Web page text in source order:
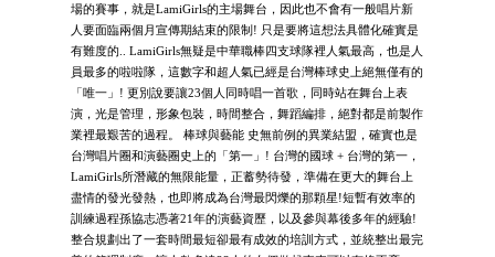
場的賽事，就是LamiGirls的主場舞台，因此也不會有一般唱片新
人要面臨兩個月宣傳期結束的限制! 只是要將這想法具體化確實是
有難度的.. LamiGirls無疑是中華職棒四支球隊裡人氣最高，也是人
員最多的啦啦隊，這數字和超人氣已經是台灣棒球史上絕無僅有的
「唯一」! 更別說要讓23個人同時唱一首歌，同時站在舞台上表
演，光是管理，形象包裝，時間整合，舞蹈編排，絕對都是前製作
業裡最艱苦的過程。 棒球與藝能 史無前例的異業結盟，確實也是
台灣唱片圈和演藝圈史上的「第一」! 台灣的國球 + 台灣的第一，
LamiGirls所潛藏的無限能量，正蓄勢待發，準備在更大的舞台上
盡情的發光發熱，也即將成為台灣最閃爍的那顆星!短暫有效率的
訓練過程孫協志憑著21年的演藝資歷，以及參與幕後多年的經驗!
整合規劃出了一套時間最短卻最有成效的培訓方式，並統整出最完